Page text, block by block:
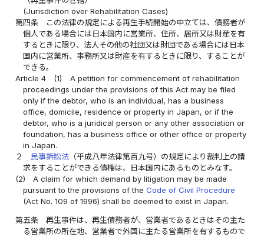
(Jurisdiction over Rehabilitation Cases)
第四条
この法律の規定による再生手続開始の申立ては、債務者が
個人である場合には日本国内に営業所、住所、居所又は財産を有
するときに限り、法人その他の社団又は財団である場合には日本
国内に営業所、事務所又は財産を有するときに限り、することが
できる。
Article 4
(1)
A petition for commencement of rehabilitation
proceedings under the provisions of this Act may be filed
only if the debtor, who is an individual, has a business
office, domicile, residence or property in Japan, or if the
debtor, who is a juridical person or any other association or
foundation, has a business office or other office or property
in Japan.
２
民事訴訟法 （平成八年法律第百九号）の規定により裁判上の請
求をすることができる債権は、日本国内にあるものとみなす。
(2)
A claim for which demand by litigation may be made
pursuant to the provisions of theCode of Civil Procedure
(Act No. 109 of 1996) shall be deemed to exist in Japan.
第五条
再生事件は、再生債務者が、営業者であるときはその主た
る営業所の所在地、営業者で外国に主たる営業所を有するもので